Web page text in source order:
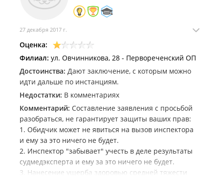
27 декабря 2017 г.
Оценка:
Филиал: ул. Овчинникова, 28 - Первореченский ОП
Достоинства: Дают заключение, с которым можно
идти дальше по инстанциям.
Недостатки: В комментариях
Комментарий: Составление заявления с просьбой
разобраться, не гарантирует защиты ваших прав:
1. Обидчик может не явиться на вызов инспектора
и ему за это ничего не будет.
2. Инспектор "забывает" учесть в деле результаты
судмедэксперта и ему за это ничего не будет.
3. Нанесение ущерба здоровью средней тяжести